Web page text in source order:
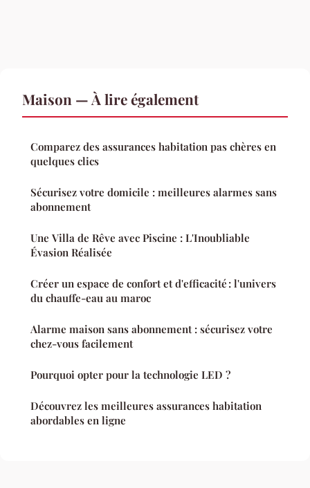
Maison — À lire également
Comparez des assurances habitation pas chères en
quelques clics
Sécurisez votre domicile : meilleures alarmes sans
abonnement
Une Villa de Rêve avec Piscine : L'Inoubliable
Évasion Réalisée
Créer un espace de confort et d'efficacité : l'univers
du chauffe-eau au maroc
Alarme maison sans abonnement : sécurisez votre
chez-vous facilement
Pourquoi opter pour la technologie LED ?
Découvrez les meilleures assurances habitation
abordables en ligne